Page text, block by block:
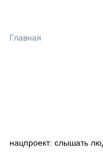
СПЕЦПРОЕКТЫ
Главная
нацпроект: слышать